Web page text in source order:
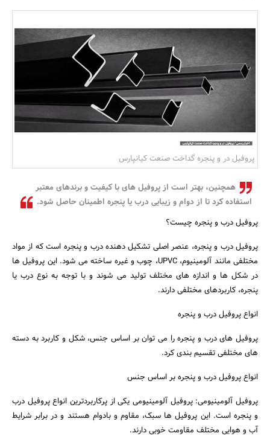
مسکن و ساختمان
پروفیل در و پنجره گداخت صنعت کیانپارس
همچنین، بهتر است از پروفیل های با کیفیت و برندهای معتبر
استفاده کرد تا از دوام و زیبایی درب یا پنجره اطمینان حاصل شود.
پروفیل درب و پنجره چیست؟
پروفیل درب و پنجره، عنصر اصلی تشکیل دهنده درب و پنجره است که از مواد
مختلفی مانند آلومینیوم، UPVC، چوب و غیره ساخته می شود. این پروفیل ها
در شکل ها و اندازه های مختلف تولید می شوند و با توجه به نوع درب یا
پنجره، کاربردهای مختلفی دارند.
انواع پروفیل درب و پنجره
پروفیل های درب و پنجره را می توان بر اساس جنس، شکل و کاربرد به دسته
های مختلفی تقسیم بندی کرد.
انواع پروفیل درب و پنجره بر اساس جنس
پروفیل آلومینیومی: پروفیل آلومینیومی یکی از پرکاربردترین انواع پروفیل درب
و پنجره است. این پروفیل ها سبک، مقاوم و بادوام هستند و در برابر شرایط
آب و هوایی مختلف مقاومت خوبی دارند.